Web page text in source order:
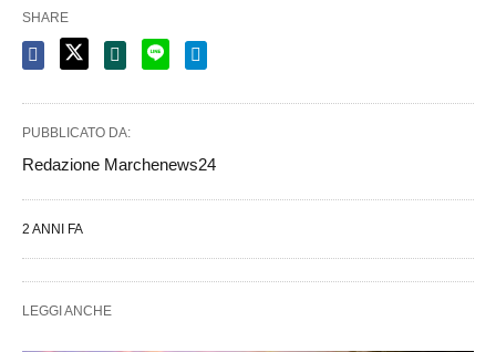
SHARE
PUBBLICATO DA:
Redazione Marchenews24
2 ANNI FA
LEGGI ANCHE